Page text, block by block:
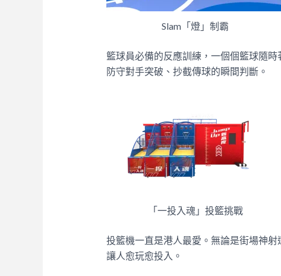
Slam「燈」制霸
籃球員必備的反應訓練，一個個籃球隨
防守對手突破、抄截傳球的瞬間判斷。
「一投入魂」投籃挑戰
投籃機一直是港人最愛。無論是街場神
讓人愈玩愈投入。